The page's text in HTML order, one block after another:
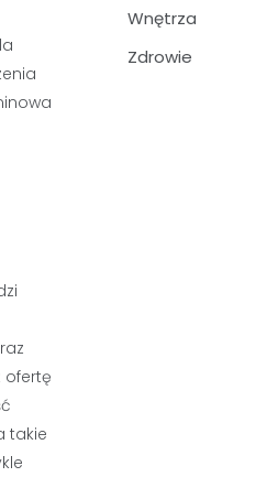
ofertę
takie
Wnętrza
Zdrowie